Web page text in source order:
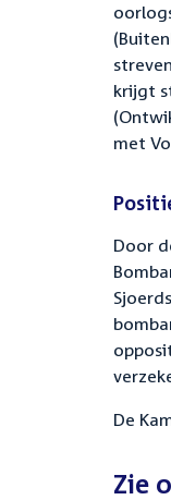
krijgt
met
Door
De
Zie